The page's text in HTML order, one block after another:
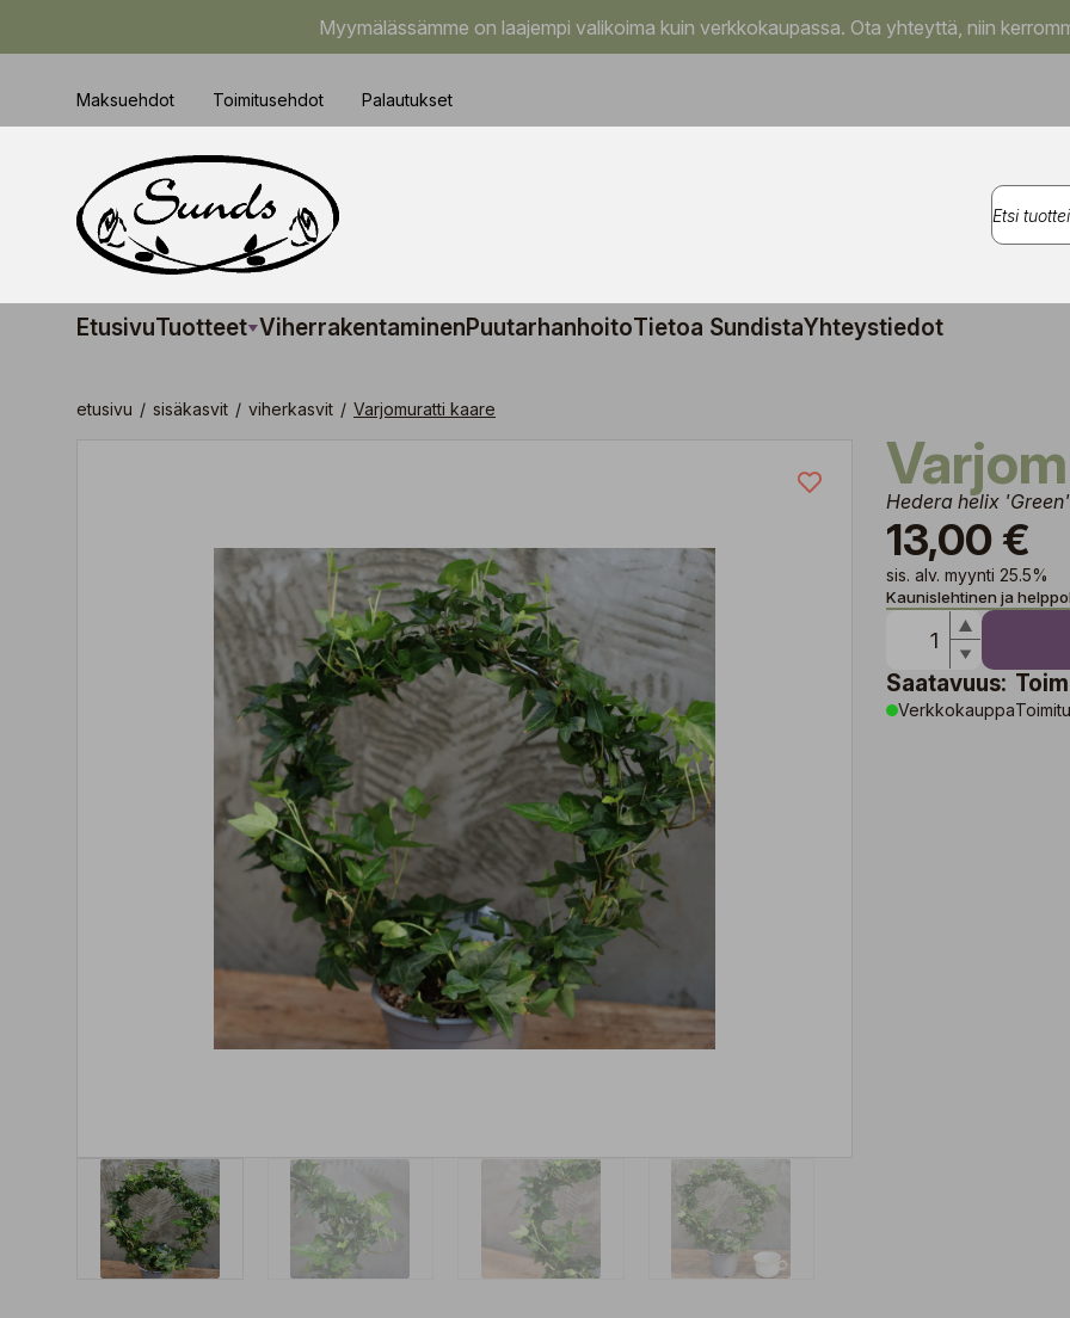
Myymälässämme on laajempi valikoima kuin verkkokaupassa. Ota yhteyttä, niin
Maksuehdot Toimitusehdot Palautukset
EtusivuTuotteet ViherrakentaminenPuutarhanhoitoTietoa SundistaYhteystiedot
etusivu / sisäkasvit / viherkasvit / Varjomuratti kaare
Hedera helix 'Green'
13,00 €
sis. alv. myynti 25.5%
Kaunislehtinen ja
Saatavuus:
Verkkokauppa